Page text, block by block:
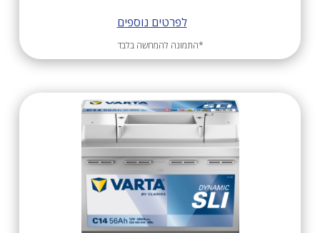
לפרטים נוספים
*התמונה להמחשה בלבד